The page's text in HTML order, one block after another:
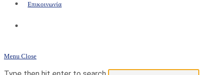
Επικοινωνία
search
Menu Close